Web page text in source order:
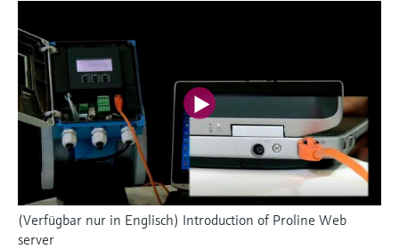
(Verfügbar nur in Englisch) Introduction of Proline Web
server